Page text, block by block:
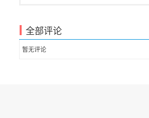
全部评论
暂无评论